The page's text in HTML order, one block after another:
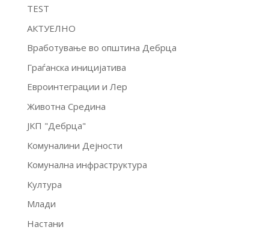
TEST
АКТУЕЛНО
Вработување во општина Дебрца
Граѓанска иницијатива
Евроинтеграции и Лер
Животна Средина
ЈКП "Дебрца"
Комуналини Дејности
Комунална инфраструктура
Култура
Млади
Настани